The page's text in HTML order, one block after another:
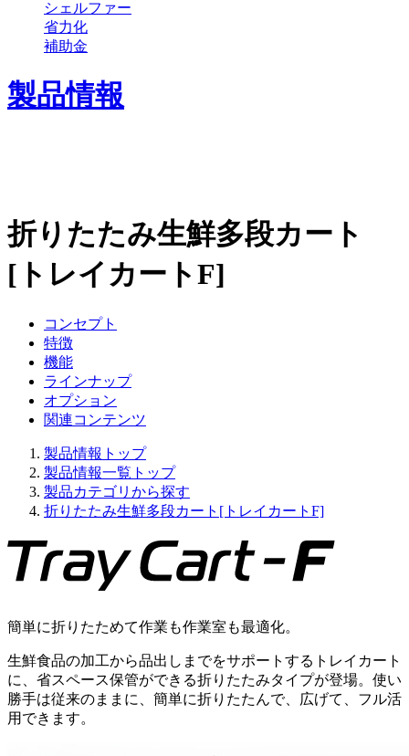
シェルファー
省力化
補助金
製品情報
折りたたみ生鮮多段カート
[トレイカートF]
コンセプト
特徴
機能
ラインナップ
オプション
関連コンテンツ
製品情報トップ
製品情報一覧トップ
製品カテゴリから探す
折りたたみ生鮮多段カート[トレイカートF]
簡単に折りたためて作業も作業室も最適化。
生鮮食品の加工から品出しまでをサポートするトレイカート
に、省スペース保管ができる折りたたみタイプが登場。使い
勝手は従来のままに、簡単に折りたたんで、広げて、フル活
用できます。